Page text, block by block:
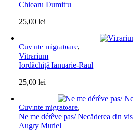
Chioaru Dumitru
25,00lei
Cuvinte migratoare,
Vitrarium
Iordăchiță Ianuarie-Raul
25,00lei
Cuvinte migratoare,
Ne me dérêve pas/ Necăderea din vis
Augry Muriel